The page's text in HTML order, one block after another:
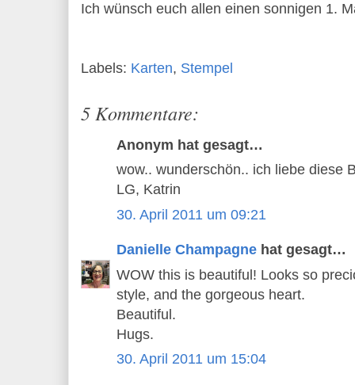
Ich wünsch euch allen einen sonnigen 1.
Labels: Karten, Stempel
5 Kommentare:
Anonym hat gesagt…
wow.. wunderschön.. ich liebe diese
LG, Katrin
30. April 2011 um 09:21
Danielle Champagne hat gesagt…
WOW this is beautiful! Looks so
style, and the gorgeous heart.
Beautiful.
Hugs.
30. April 2011 um 15:04